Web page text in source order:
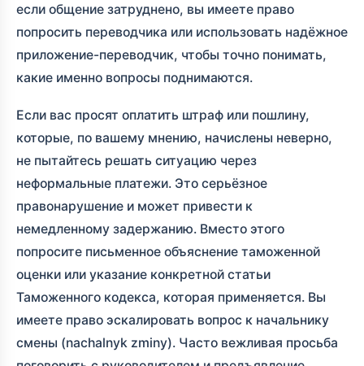
если общение затруднено, вы имеете право
попросить переводчика или использовать надёжное
приложение-переводчик, чтобы точно понимать,
какие именно вопросы поднимаются.
Если вас просят оплатить штраф или пошлину,
которые, по вашему мнению, начислены неверно,
не пытайтесь решать ситуацию через
неформальные платежи. Это серьёзное
правонарушение и может привести к
немедленному задержанию. Вместо этого
попросите письменное объяснение таможенной
оценки или указание конкретной статьи
Таможенного кодекса, которая применяется. Вы
имеете право эскалировать вопрос к начальнику
смены (nachalnyk zminy). Часто вежливая просьба